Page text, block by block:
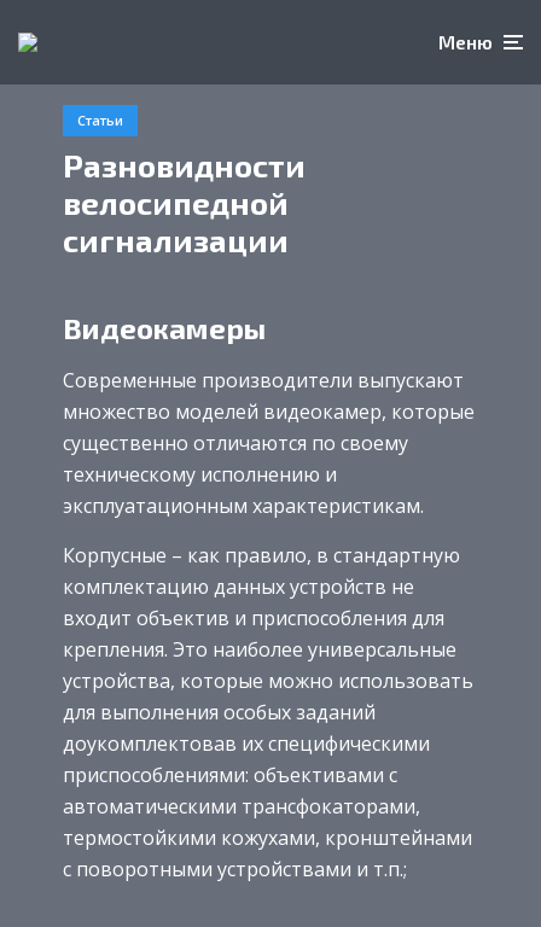
Меню
Статьи
Разновидности
велосипедной
сигнализации
Видеокамеры
Современные производители выпускают
множество моделей видеокамер, которые
существенно отличаются по своему
техническому исполнению и
эксплуатационным характеристикам.
Корпусные – как правило, в стандартную
комплектацию данных устройств не
входит объектив и приспособления для
крепления. Это наиболее универсальные
устройства, которые можно использовать
для выполнения особых заданий
доукомплектовав их специфическими
приспособлениями: объективами с
автоматическими трансфокаторами,
термостойкими кожухами, кронштейнами
с поворотными устройствами и т.п.;